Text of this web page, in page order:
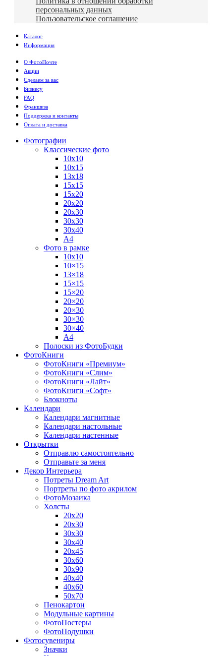
персональных данных
Пользовательское соглашение
Каталог
Информация
О ФотоПочте
Акции
Сделаем за вас
Бизнесу
FAQ
Франшиза
Поддержка и контакты
Оплата и доставка
Фотографии
Классические фото
10х10
10х15
13х18
15х15
15х20
20х20
20х30
30х30
30х40
А4
Фото в рамке
10х10
10×15
13×18
15×15
15×20
20×20
20×30
30×30
30×40
A4
Полоски из ФотоБудки
ФотоКниги
ФотоКниги «Премиум»
ФотоКниги «Слим»
ФотоКниги «Лайт»
ФотоКниги «Софт»
Блокноты
Календари
Календари магнитные
Календари настольные
Календари настенные
Открытки
Отправлю самостоятельно
Отправьте за меня
Декор Интерьера
Потреты Dream Art
Портреты по фото акрилом
ФотоМозаика
Холсты
20х20
20х30
30х30
30х40
20х45
30х60
30х90
40х40
40х60
50х70
Пенокартон
Модульные картины
ФотоПостеры
ФотоПодушки
Фотоcувениры
Значки